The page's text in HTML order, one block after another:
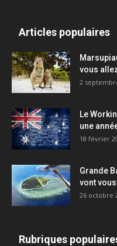
Articles populaires
vous
2
Le
une
18 février
Grande
vont
26 octobre
Rubriques